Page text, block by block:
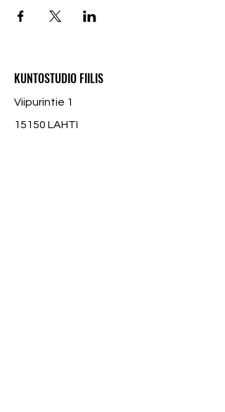
KUNTOSTUDIO FIILIS
Viipurintie 1
15150 LAHTI